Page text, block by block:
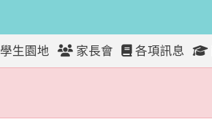
學生園地 家長會 各項訊息